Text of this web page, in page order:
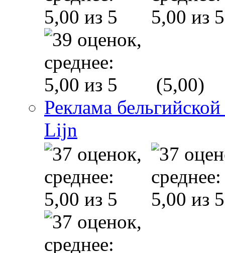
(5,00)
Реклама
Lijn